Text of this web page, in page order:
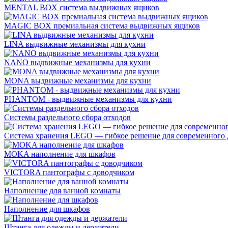
MENTAL BOX система выдвижных ящиков
MAGIC BOX премиальная система выдвижных ящиков
LINA выдвижные механизмы для кухни
NANO выдвижные механизмы для кухни
MONA выдвижные механизмы для кухни
PHANTOM - выдвижные механизмы для кухни
Системы раздельного сбора отходов
Система хранения LEGO — гибкое решение для современного
MOKA наполнение для шкафов
VICTORA пантографы с доводчиком
Наполнение для ванной комнаты
Наполнение для шкафов